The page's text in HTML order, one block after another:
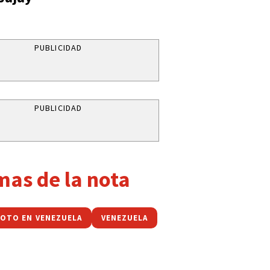
PUBLICIDAD
PUBLICIDAD
de la nota
EN VENEZUELA VENEZUELA